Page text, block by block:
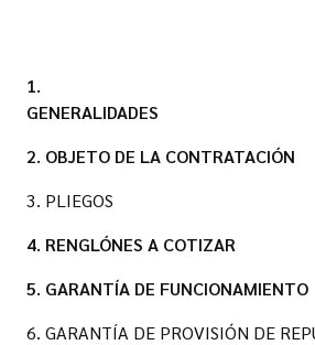
1.
2. OBJETO DE LA CONTRATACIÓN
3. PLIEGOS
4. RENGLÓNES A COTIZAR
5. GARANTÍA DE FUNCIONAMIENTO
6. GARANTÍA DE PROVISIÓN DE